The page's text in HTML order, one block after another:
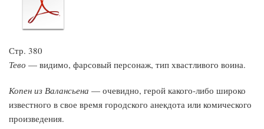
Стр. 380
Тево — видимо, фарсовый персонаж, тип хвастливого воина.
Копен из Валансьена — очевидно, герой какого-либо широко
известного в свое время городского анекдота или комического
произведения.